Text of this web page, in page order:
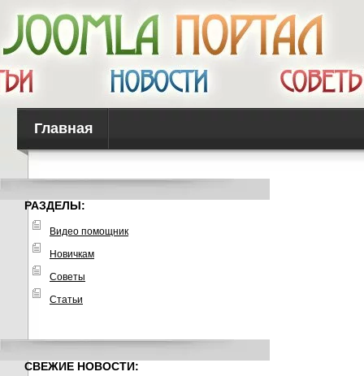
Главная
РАЗДЕЛЫ:
Видео помощник
Новичкам
Советы
Статьи
СВЕЖИЕ НОВОСТИ: